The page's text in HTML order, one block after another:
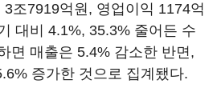
조7919억원, 영업이익 1174억
대비 4.1%, 35.3% 줄어든 수
면 매출은 5.4% 감소한 반면,
증가한 것으로 집계됐다.